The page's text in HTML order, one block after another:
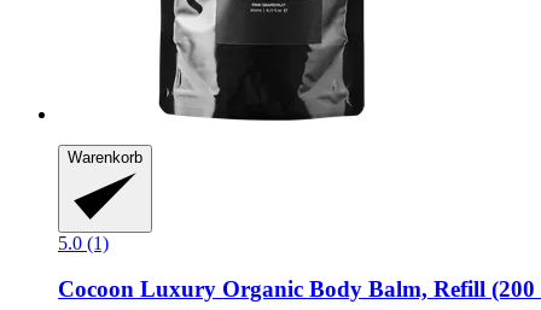
Warenkorb
5.0 (1)
Cocoon Luxury Organic Body Balm, Refill (200